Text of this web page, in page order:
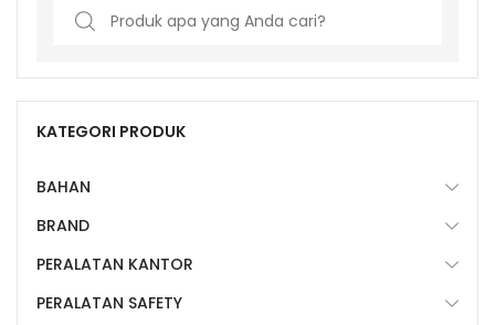
Search
KATEGORI PRODUK
BAHAN
BRAND
PERALATAN KANTOR
PERALATAN SAFETY